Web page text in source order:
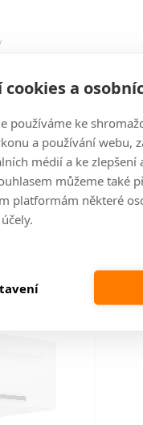
a
používáme ke
a používání webu,
médií a ke zlepšení
můžeme také
platformám některé
- Marmur Roma nebo dle
- 160 mm